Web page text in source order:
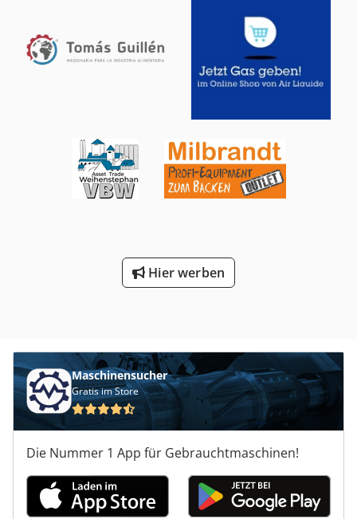
Hier werben
Maschinensucher
Gratis im Store
Die Nummer 1 App für Gebrauchtmaschinen!